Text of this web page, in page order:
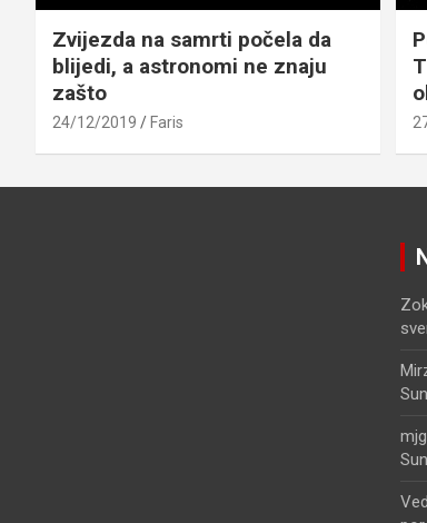
Zvijezda na samrti počela da
blijedi, a astronomi ne znaju
zašto
24/12/2019 Faris